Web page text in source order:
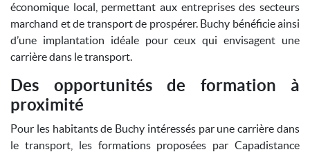
économique local, permettant aux entreprises des secteurs
marchand et de transport de prospérer. Buchy bénéficie ainsi
d’une implantation idéale pour ceux qui envisagent une
carrière dans le transport.
Des opportunités de formation à
proximité
Pour les habitants de Buchy intéressés par une carrière dans
le transport, les formations proposées par Capadistance